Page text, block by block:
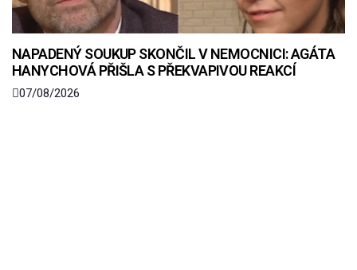
NAPADENÝ SOUKUP SKONČIL V NEMOCNICI: AGÁTA
HANYCHOVÁ PŘIŠLA S PŘEKVAPIVOU REAKCÍ
07/08/2026